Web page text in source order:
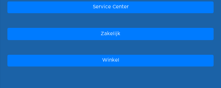
Service Center
Zakelijk
Winkel